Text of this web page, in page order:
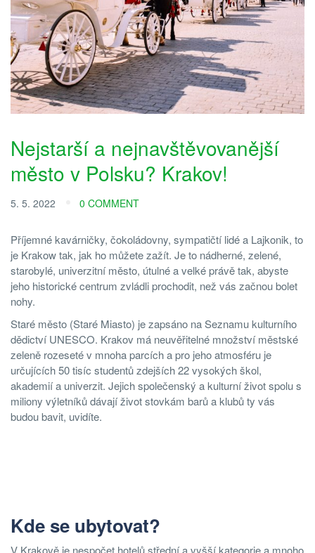
Nejstarší a nejnavštěvovanější
město v Polsku? Krakov!
5. 5. 2022 0 COMMENT
Příjemné kavárničky, čokoládovny, sympatičtí lidé a Lajkonik, to
je Krakow tak, jak ho můžete zažít. Je to nádherné, zelené,
starobylé, univerzitní město, útulné a velké právě tak, abyste
jeho historické centrum zvládli prochodit, než vás začnou bolet
nohy.
Staré město (Staré Miasto) je zapsáno na Seznamu kulturního
dědictví UNESCO. Krakov má neuvěřitelné množství městské
zeleně rozeseté v mnoha parcích a pro jeho atmosféru je
určujících 50 tisíc studentů zdejších 22 vysokých škol,
akademií a univerzit. Jejich společenský a kulturní život spolu s
miliony výletníků dávají život stovkám barů a klubů ty vás
budou bavit, uvidíte.
Kde se ubytovat?
V Krakově je nespočet hotelů střední a vyšší kategorie a mnoho